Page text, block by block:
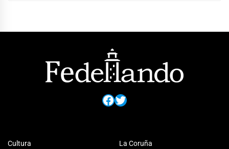
Facebook
Twitter
Cultura La Coruña